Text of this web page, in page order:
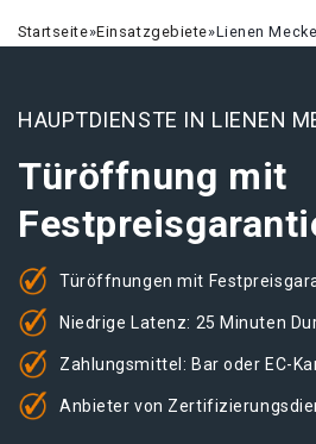
Startseite»Einsatzgebiete»Lienen
HAUPTDIENSTE IN LIENEN
Türöffnung mit
Türöffnungen mit
Niedrige Latenz: 25 Minuten
Zahlungsmittel: Bar oder EC-
Anbieter von